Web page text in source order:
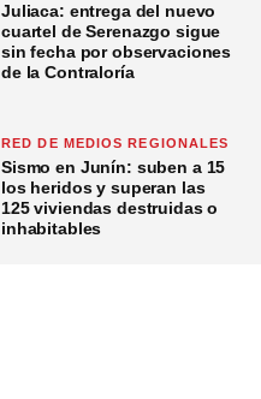
Juliaca: entrega del nuevo
cuartel de Serenazgo sigue
sin fecha por observaciones
de la Contraloría
RED DE MEDIOS REGIONALES
Sismo en Junín: suben a 15
los heridos y superan las
125 viviendas destruidas o
inhabitables